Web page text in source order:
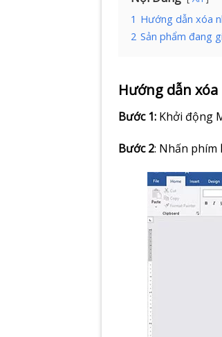
1 Hướng dẫn xóa
2 Sản phẩm đang
Hướng dẫn
Bước 1: Khởi động
Bước 2: Nhấn phím